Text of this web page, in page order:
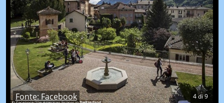
4di9
Fonte: Facebook